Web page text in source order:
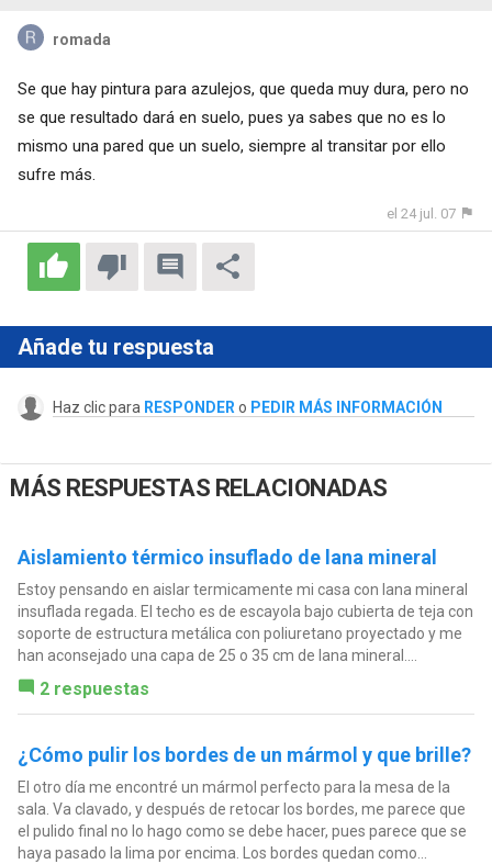
romada
Se que hay pintura para azulejos, que queda muy dura, pero no
se que resultado dará en suelo, pues ya sabes que no es lo
mismo una pared que un suelo, siempre al transitar por ello
sufre más.
el 24 jul. 07
Añade tu respuesta
Haz clic para RESPONDER o PEDIR MÁS INFORMACIÓN
MÁS RESPUESTAS RELACIONADAS
Aislamiento térmico insuflado de lana mineral
Estoy pensando en aislar termicamente mi casa con lana mineral
insuflada regada. El techo es de escayola bajo cubierta de teja con
soporte de estructura metálica con poliuretano proyectado y me
han aconsejado una capa de 25 o 35 cm de lana mineral....
2 respuestas
¿Cómo pulir los bordes de un mármol y que brille?
El otro día me encontré un mármol perfecto para la mesa de la
sala. Va clavado, y después de retocar los bordes, me parece que
el pulido final no lo hago como se debe hacer, pues parece que se
haya pasado la lima por encima. Los bordes quedan como...